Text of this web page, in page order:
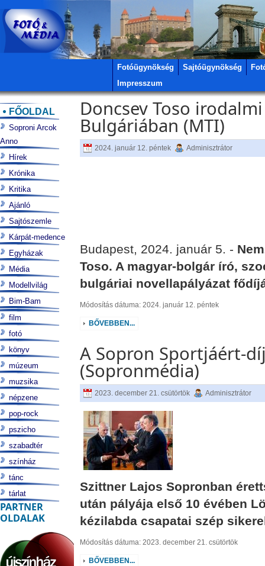
Fotóügynökség Sajtóügynökség
Impresszum
Doncsev Toso
Bulgáriában (MTI)
2024. január 12. péntek Adminisztrátor
Budapest, 2024. január 5. -
Toso. A magyar-bolgár író,
bulgáriai novellapályázat
Módosítás dátuma: 2024. január 12. péntek
BŐVEBBEN...
A Sopron Sportjáért-
(Sopronmédia)
2023. december 21. csütörtök Adminisztrátor
Szittner Lajos Sopronban
után pályája első 10 évében
kézilabda csapatai szép
Módosítás dátuma: 2023. december 21. csütörtök
BŐVEBBEN...
FŐOLDAL
Soproni Arcok
Anno
Hírek
Krónika
Kritika
Ajánló
Sajtószemle
Kárpát-medence
Egyházak
Média
Modellvilág
Bim-Bam
film
fotó
könyv
múzeum
muzsika
népzene
pop-rock
pszicho
szabadtér
színház
tánc
tárlat
PARTNER
OLDALAK